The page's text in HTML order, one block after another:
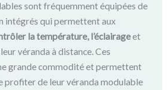
sont fréquemment équipées de
intégrés qui permettent aux
la température, l’éclairageet
véranda à distance. Ces
grande commodité et permettent
profiter de leur véranda modulable